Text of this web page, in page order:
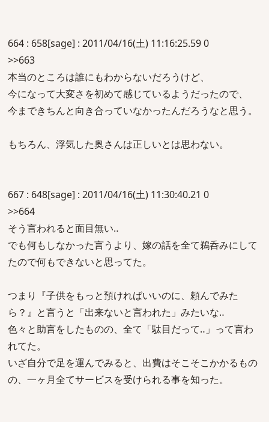
664 : 658[sage] : 2011/04/16(土) 11:16:25.59 0
>>663
本当のところは誰にもわからないだろうけど、
今になって大変さを初めて感じているようだったので、
今まできちんと向き合っていなかったんだろうなと思う。
もちろん、浮気した奥さんは正しいとは思わない。
667 : 648[sage] : 2011/04/16(土) 11:30:40.21 0
>>664
そう言われると面目無い‥
でも何もしなかった言うより、嫁の話を全て鵜呑みにして
たので何もできないと思ってた。
つまり『子供をもっと預ければいいのに、頼んでみた
ら？』と言うと「出来ないと言われた」みたいな‥
色々と助言をしたものの、全て「駄目だって‥」って言わ
れてた。
いざ自分で足を運んでみると、出費はそこそこかかるもの
の、一ヶ月全てサービスを受けられる事を知った。